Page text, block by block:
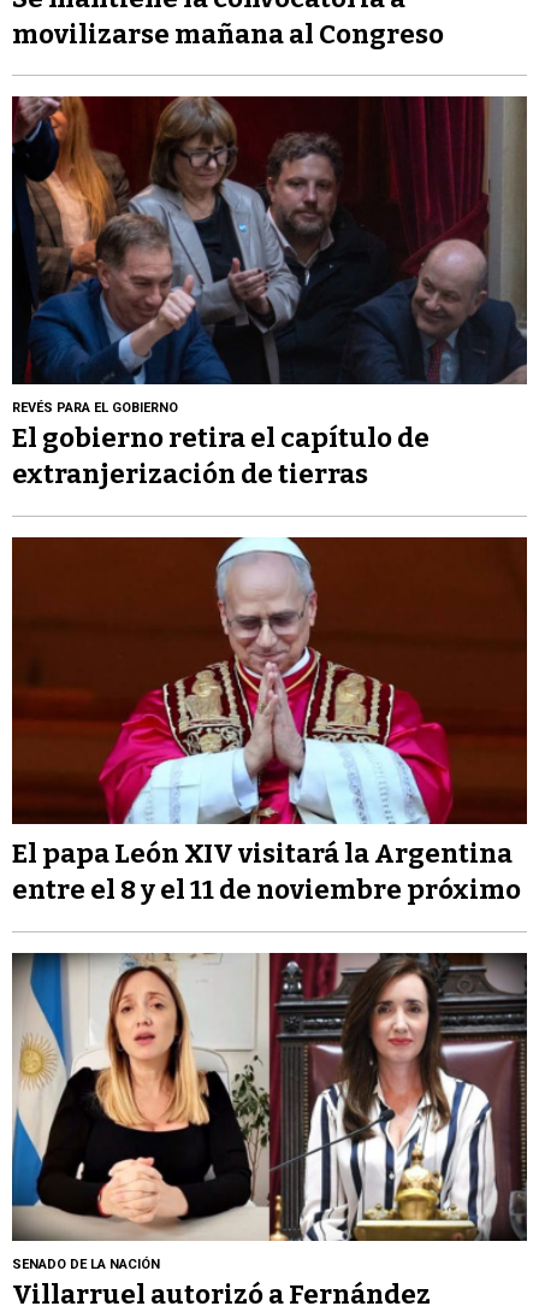
movilizarse mañana al Congreso
REVÉS PARA EL GOBIERNO
El gobierno retira el capítulo de
extranjerización de tierras
El papa León XIV visitará la Argentina
entre el 8 y el 11 de noviembre próximo
SENADO DE LA NACIÓN
Villarruel autorizó a Fernández